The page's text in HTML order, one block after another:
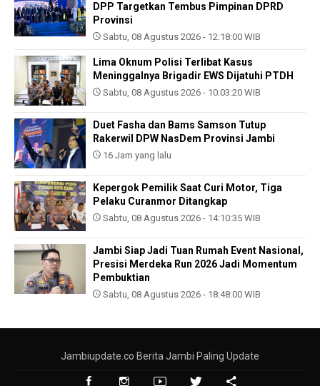
DPP Targetkan Tembus Pimpinan DPRD
Provinsi
Sabtu, 08 Agustus 2026 - 12:18:00 WIB
Lima Oknum Polisi Terlibat Kasus
Meninggalnya Brigadir EWS Dijatuhi PTDH
Sabtu, 08 Agustus 2026 - 10:03:20 WIB
Duet Fasha dan Bams Samson Tutup
Rakerwil DPW NasDem Provinsi Jambi
16 Jam yang lalu
Kepergok Pemilik Saat Curi Motor, Tiga
Pelaku Curanmor Ditangkap
Sabtu, 08 Agustus 2026 - 14:10:35 WIB
Jambi Siap Jadi Tuan Rumah Event Nasional,
Presisi Merdeka Run 2026 Jadi Momentum
Pembuktian
Sabtu, 08 Agustus 2026 - 18:48:00 WIB
Jambiupdate.co Berita Jambi Paling Update